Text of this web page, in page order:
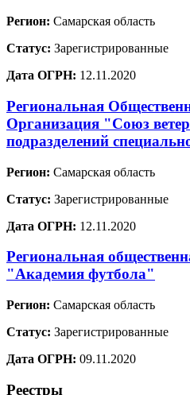
Регион: Самарская область
Статус: Зарегистрированные
Дата ОГРН: 12.11.2020
Региональная
Организация "Союз
подразделений
Регион: Самарская область
Статус: Зарегистрированные
Дата ОГРН: 12.11.2020
Региональная
"Академия футбола"
Регион: Самарская область
Статус: Зарегистрированные
Дата ОГРН: 09.11.2020
Реестры